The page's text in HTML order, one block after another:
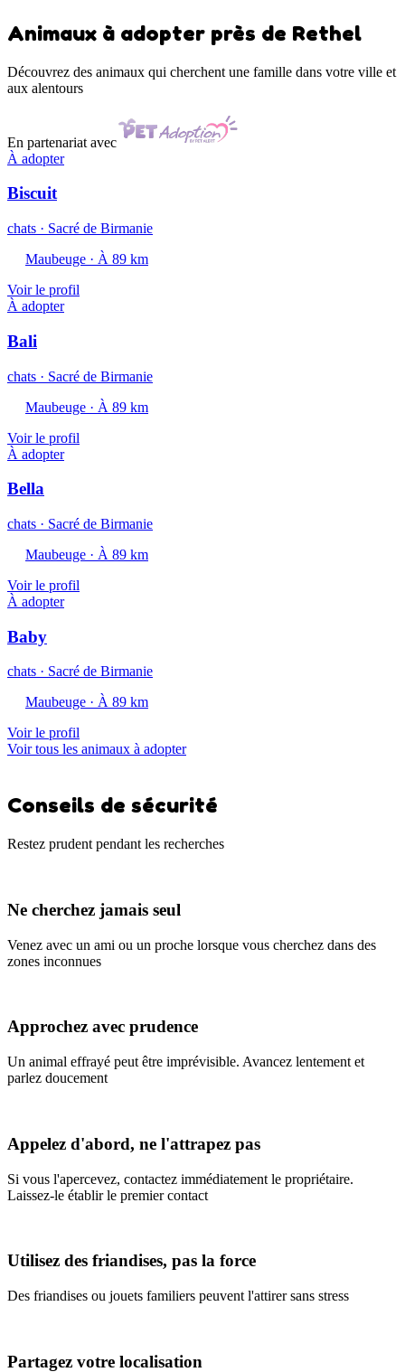
Animaux à adopter près de Rethel
Découvrez des animaux qui cherchent une famille dans votre ville et
aux alentours
En partenariat avec
À adopter
Biscuit
chats · Sacré de Birmanie
Maubeuge · À 89 km
Voir le profil
À adopter
Bali
chats · Sacré de Birmanie
Maubeuge · À 89 km
Voir le profil
À adopter
Bella
chats · Sacré de Birmanie
Maubeuge · À 89 km
Voir le profil
À adopter
Baby
chats · Sacré de Birmanie
Maubeuge · À 89 km
Voir le profil
Voir tous les animaux à adopter
Conseils de sécurité
Restez prudent pendant les recherches
Ne cherchez jamais seul
Venez avec un ami ou un proche lorsque vous cherchez dans des
zones inconnues
Approchez avec prudence
Un animal effrayé peut être imprévisible. Avancez lentement et
parlez doucement
Appelez d'abord, ne l'attrapez pas
Si vous l'apercevez, contactez immédiatement le propriétaire.
Laissez-le établir le premier contact
Utilisez des friandises, pas la force
Des friandises ou jouets familiers peuvent l'attirer sans stress
Partagez votre localisation